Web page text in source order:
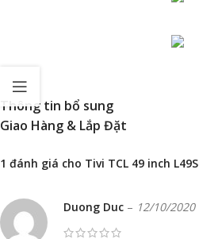
Thông tin bổ sung
Giao Hàng & Lắp Đặt
1 đánh giá cho Tivi TCL 49 inch
Duong Duc – 12/10/2020